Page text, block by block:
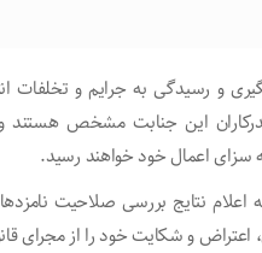
و رسیدگی به جرایم و تخلفات
این جنابت مشخص هستند و
سزای اعمال خود خواهند رسید.
اعلام نتایج بررسی صلاحیت
و شکایت خود را از مجرای